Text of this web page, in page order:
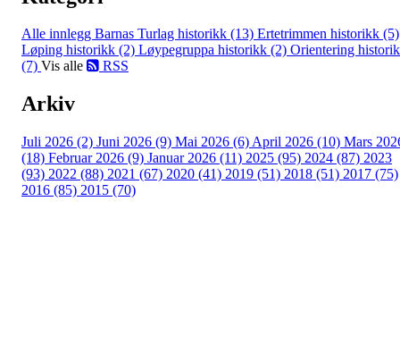
Alle innlegg Barnas Turlag historikk (13) Ertetrimmen historikk (5)
Løping historikk (2) Løypegruppa historikk (2) Orientering
(7) Vis alle RSS
Arkiv
Juli 2026 (2) Juni 2026 (9) Mai 2026 (6) April 2026 (10) Mars
(18) Februar 2026 (9) Januar 2026 (11) 2025 (95) 2024 (87) 2023
(93) 2022 (88) 2021 (67) 2020 (41) 2019 (51) 2018 (51) 2017 (75)
2016 (85) 2015 (70)